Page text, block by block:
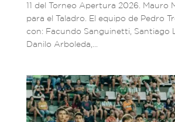
11 del Torneo Apertura 2026. Mauro
para el Taladro. El equipo de Pedro
con: Facundo Sanguinetti, Santiago
Danilo Arboleda,...